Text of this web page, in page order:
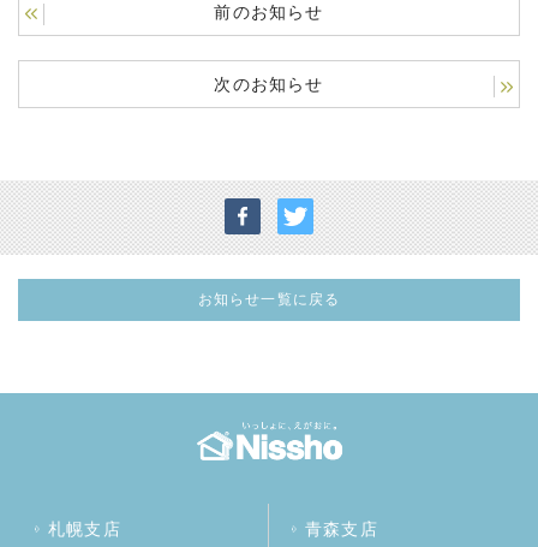
前のお知らせ
次のお知らせ
お知らせ一覧に戻る
札幌支店
青森支店